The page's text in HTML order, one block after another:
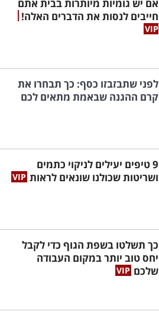
אם יש גומיות מיותרות בבית אתם
חייבים לנסות את הדברים האלה!
לפני שתבזבזו כסף: כך תבחרו את
קרם ההגנה שבאמת מתאים לכם
9 טיפים יעילים לניקוי כתמים
ושריטות שכולנו שונאים לראות
כך תשלטו בשפת הגוף כדי לקבל
יחס טוב יותר במקום העבודה
שלכם